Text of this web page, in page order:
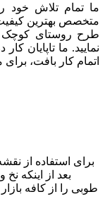
ما تمام تلاش خود
متخصص بهترین کیفیت
طرح روستای کوچک
نمایید. ما تاپایان
اتمام کار بافت،
برای استفاده از
بعد از اینکه
طوبی را از کافه بازار